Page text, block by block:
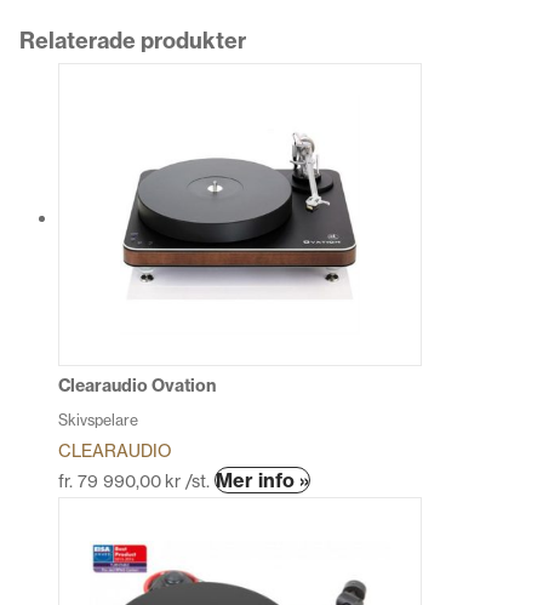
Relaterade produkter
Clearaudio Ovation
Skivspelare
CLEARAUDIO
fr. 79 990,00 kr /st. Mer info »Den
flera